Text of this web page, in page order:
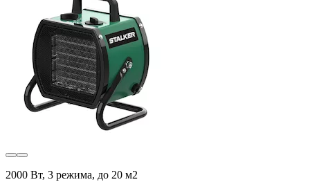
2000 Вт, 3 режима, до 20 м2